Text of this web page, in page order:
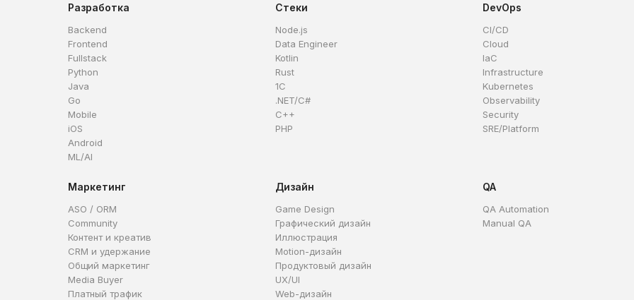
Разработка
Backend
Frontend
Fullstack
Python
Java
Go
Mobile
iOS
Android
ML/AI
Стеки
Node.js
Data Engineer
Kotlin
Rust
1C
.NET/C#
C++
PHP
DevOps
CI/CD
Cloud
IaC
Infrastructure
Kubernetes
Observability
Security
SRE/Platform
Маркетинг
ASO / ORM
Community
Контент и креатив
CRM и удержание
Общий маркетинг
Media Buyer
Платный трафик
Дизайн
Game Design
Графический дизайн
Иллюстрация
Motion-дизайн
Продуктовый дизайн
UX/UI
Web-дизайн
QA
QA Automation
Manual QA